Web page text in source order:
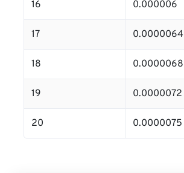
16 0.000006
17 0.0000064
18 0.0000068
19 0.0000072
20 0.0000075